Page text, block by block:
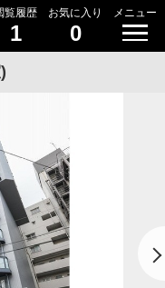
覧履歴
1
お気に入り
0
メニュー